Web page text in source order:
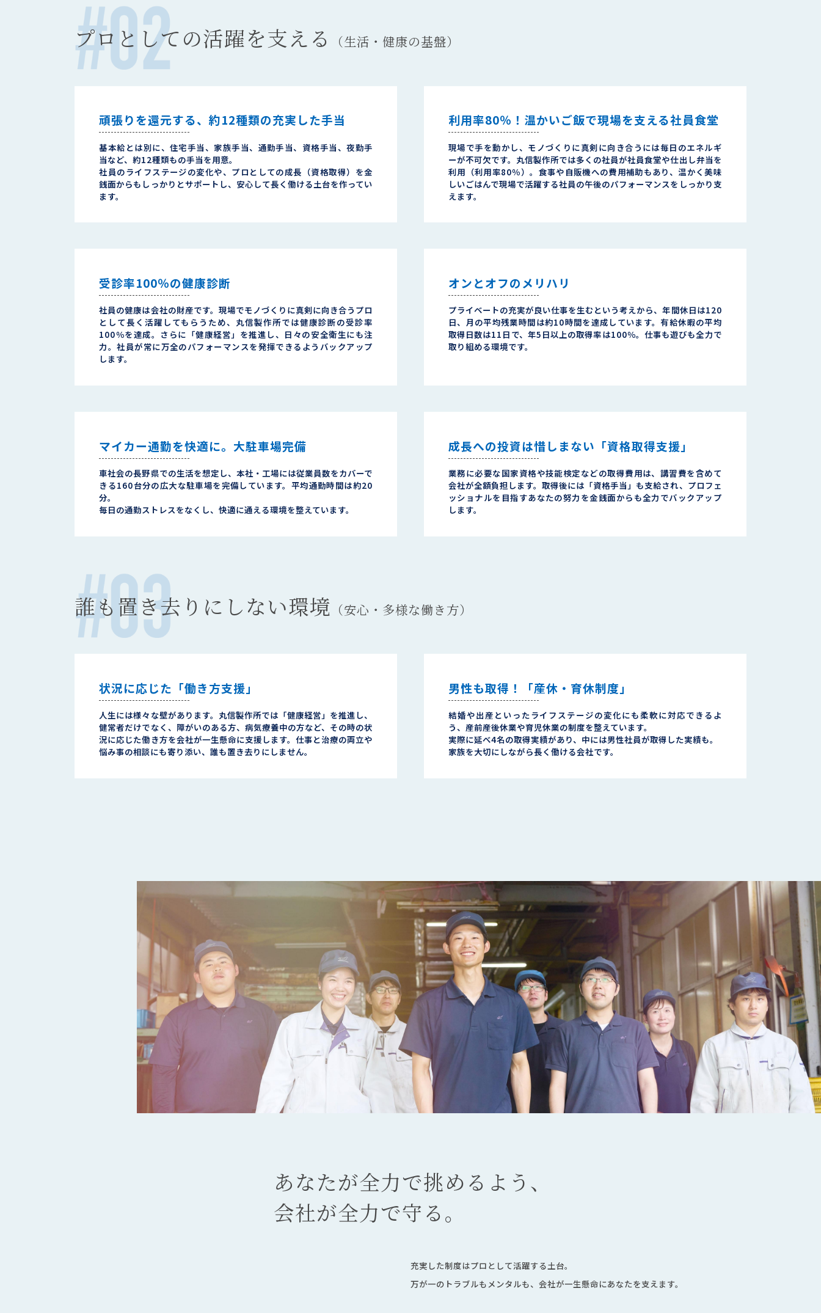
プロとしての活躍を支える （生活・健康の基盤）
頑張りを還元する、約12種類の充実した手当
基本給とは別に、住宅手当、家族手当、通勤手当、資格手当、夜勤手
当など、約12種類もの手当を用意。
社員のライフステージの変化や、プロとしての成長（資格取得）を金
銭面からもしっかりとサポートし、安心して長く働ける土台を作ってい
ます。
利用率80％！温かいご飯で現場を支える社員食堂
現場で手を動かし、モノづくりに真剣に向き合うには毎日のエネルギ
ーが不可欠です。丸信製作所では多くの社員が社員食堂や仕出し弁当を
利用（利用率80％）。食事や自販機への費用補助もあり、温かく美味
しいごはんで現場で活躍する社員の午後のパフォーマンスをしっかり支
えます。
受診率100％の健康診断
社員の健康は会社の財産です。現場でモノづくりに真剣に向き合うプロ
として長く活躍してもらうため、丸信製作所では健康診断の受診率
100％を達成。さらに「健康経営」を推進し、日々の安全衛生にも注
力。社員が常に万全のパフォーマンスを発揮できるようバックアップ
します。
オンとオフのメリハリ
プライベートの充実が良い仕事を生むという考えから、年間休日は120
日、月の平均残業時間は約10時間を達成しています。有給休暇の平均
取得日数は11日で、年5日以上の取得率は100％。仕事も遊びも全力で
取り組める環境です。
マイカー通勤を快適に。大駐車場完備
車社会の長野県での生活を想定し、本社・工場には従業員数をカバーで
きる160台分の広大な駐車場を完備しています。平均通勤時間は約20
分。
毎日の通勤ストレスをなくし、快適に通える環境を整えています。
成長への投資は惜しまない「資格取得支援」
業務に必要な国家資格や技能検定などの取得費用は、講習費を含めて
会社が全額負担します。取得後には「資格手当」も支給され、プロフェ
ッショナルを目指すあなたの努力を金銭面からも全力でバックアップ
します。
誰も置き去りにしない環境 （安心・多様な働き方）
状況に応じた「働き方支援」
人生には様々な壁があります。丸信製作所では「健康経営」を推進し、
健常者だけでなく、障がいのある方、病気療養中の方など、その時の状
況に応じた働き方を会社が一生懸命に支援します。仕事と治療の両立や
悩み事の相談にも寄り添い、誰も置き去りにしません。
男性も取得！「産休・育休制度」
結婚や出産といったライフステージの変化にも柔軟に対応できるよ
う、産前産後休業や育児休業の制度を整えています。
実際に延べ4名の取得実績があり、中には男性社員が取得した実績も。
家族を大切にしながら長く働ける会社です。
あなたが全力で挑めるよう、
会社が全力で守る。
充実した制度はプロとして活躍する土台。
万が一のトラブルもメンタルも、会社が一生懸命にあなたを支えます。